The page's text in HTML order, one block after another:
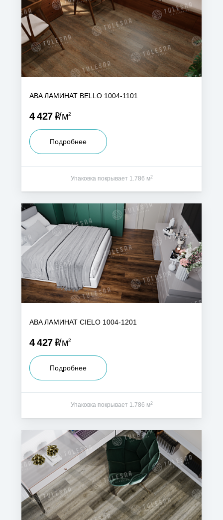
ABA ЛАМИНАТ BELLO 1004-1101
4 427Р м2
Подробнее
Упаковка покрывает 1.786 м2
ABA ЛАМИНАТ CIELO 1004-1201
4 427Р м2
Подробнее
Упаковка покрывает 1.786 м2